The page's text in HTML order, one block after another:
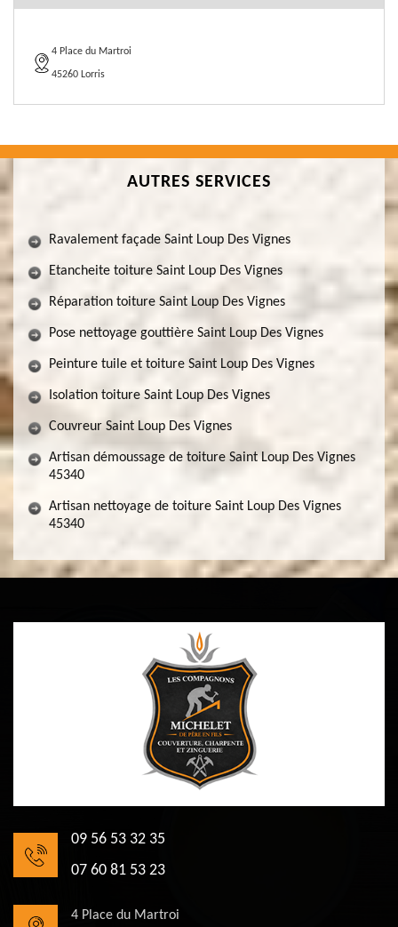
4 Place du Martroi
45260 Lorris
AUTRES SERVICES
Ravalement façade Saint Loup Des Vignes
Etancheite toiture Saint Loup Des Vignes
Réparation toiture Saint Loup Des Vignes
Pose nettoyage gouttière Saint Loup Des Vignes
Peinture tuile et toiture Saint Loup Des Vignes
Isolation toiture Saint Loup Des Vignes
Couvreur Saint Loup Des Vignes
Artisan démoussage de toiture Saint Loup Des Vignes
45340
Artisan nettoyage de toiture Saint Loup Des Vignes
45340
09 56 53 32 35
07 60 81 53 23
4 Place du Martroi